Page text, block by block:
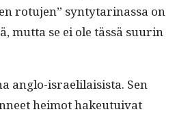
rotu­jen” syn­ty­tari­nas­sa on
mut­ta se ei ole tässä suurin
anglo-israelilai­sista. Sen
heimot hakeu­tu­i­v­at